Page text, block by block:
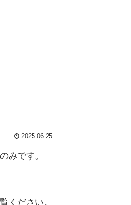
2025.06.25
みです。
ください。